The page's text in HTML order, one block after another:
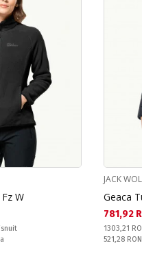
W
JACK
Geaca
Текуща
781,92
Pret
1303,21
521,28 RON